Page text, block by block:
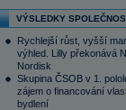
VÝSLEDKY
Rychlejší růst, vyšší
výhled. Lilly překonává
Nordisk
Skupina ČSOB v 1.
zájem o financování
bydlení